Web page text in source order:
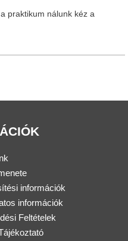
praktikum nálunk kéz a
információk
információk
Feltételek